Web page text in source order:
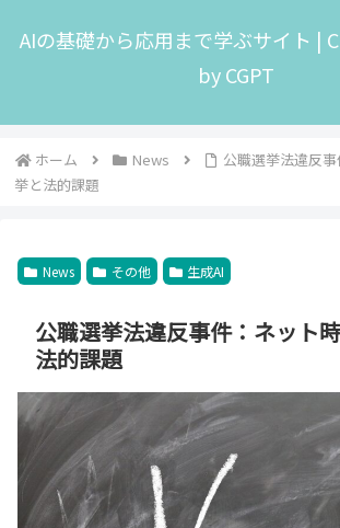
AIの基礎から応用まで学ぶサイト |
by CGPT
ホーム News
公職選挙法違反
挙と法的課題
News その他 生成AI
公職選挙法違反事件：ネット
法的課題